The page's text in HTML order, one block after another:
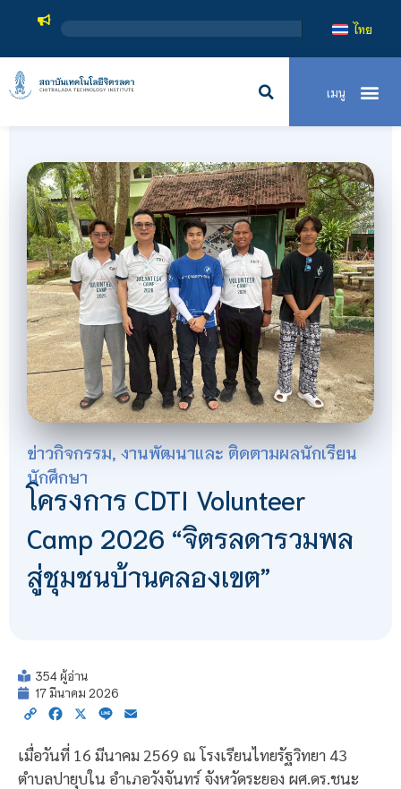
สถาบันเทคโนโ
ไทย
ข่าวกิจกรรม,งานพัฒนาและ ติดตามผลนักเรียน
นักศึกษา
โครงการ CDTI Volunteer
Camp 2026 “จิตรลดารวมพล
สู่ชุมชนบ้านคลองเขต”
354 ผู้อ่าน
17 มีนาคม 2026
Copy Facebook
X Line
เมื่อวันที่ 16 มีนาคม 2569 ณ โรงเรียนไทยรัฐวิทยา 43
ตำบลปายุบใน อำเภอวังจันทร์ จังหวัดระยอง ผศ.ดร.ชนะ